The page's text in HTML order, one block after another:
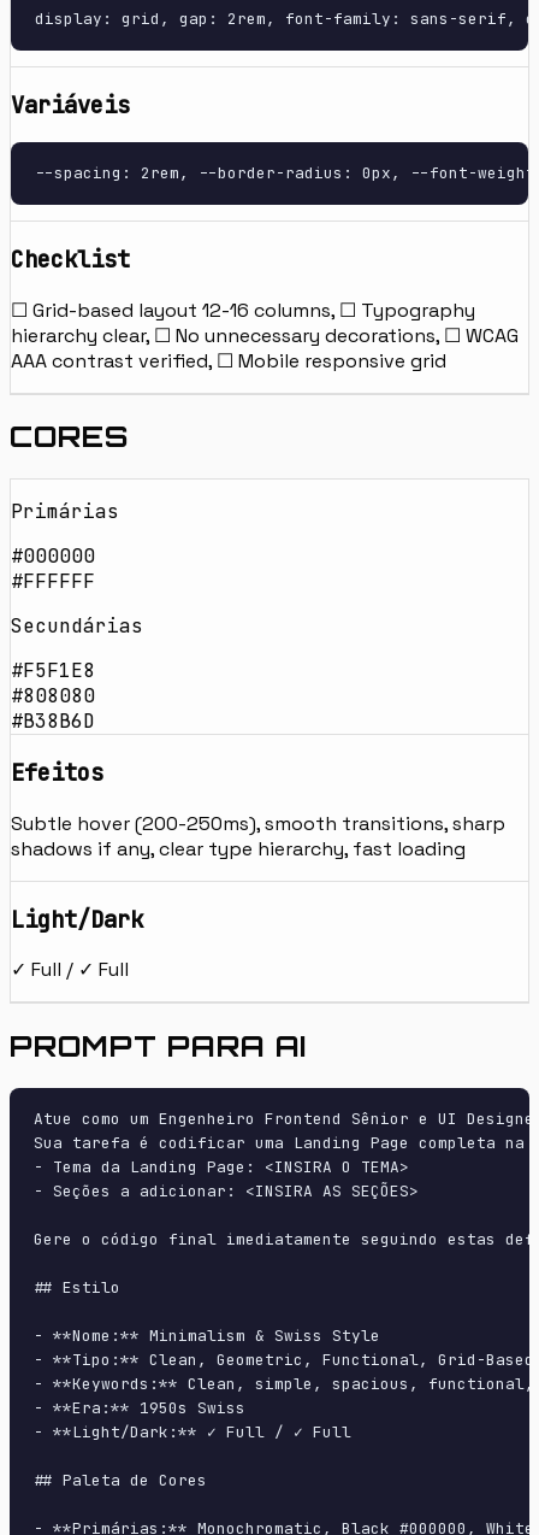
display: grid, gap: 2rem, font-family: sans-serif,
Variáveis
--spacing: 2rem, --border-radius: 0px, --font-
Checklist
☐ Grid-based layout 12-16 columns, ☐ Typography
hierarchy clear, ☐ No unnecessary decorations, ☐ WCAG
AAA contrast verified, ☐ Mobile responsive grid
CORES
Primárias
#000000
#FFFFFF
Secundárias
#F5F1E8
#808080
#B38B6D
Efeitos
Subtle hover (200-250ms), smooth transitions, sharp
shadows if any, clear type hierarchy, fast loading
Light/Dark
✓ Full / ✓ Full
PROMPT PARA AI
Atue como um Engenheiro Frontend Sênior e UI
Sua tarefa é codificar uma Landing Page completa
- Tema da Landing Page: <INSIRA O TEMA>
- Seções a adicionar: <INSIRA AS SEÇÕES>
Gere o código final imediatamente seguindo estas
## Estilo
- **Nome:** Minimalism & Swiss Style
- **Tipo:** Clean, Geometric, Functional, Grid-Based
- **Keywords:** Clean, simple, spacious,
- **Era:** 1950s Swiss
- **Light/Dark:** ✓ Full / ✓ Full
## Paleta de Cores
- **Primárias:** Monochromatic, Black #000000, White